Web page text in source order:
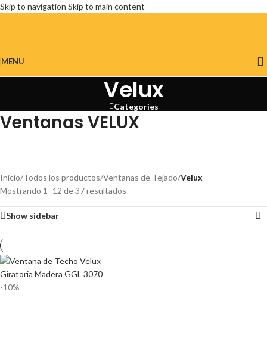
Skip to navigation Skip to main content
MENU
Velux
Categories
Ventanas VELUX
Inicio/Todos los productos/Ventanas de Tejado/Velux
Mostrando 1–12 de 37 resultados
Show sidebar
-10%